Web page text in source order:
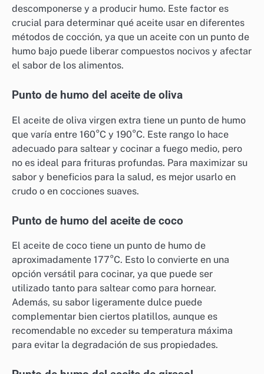
descomponerse y a producir humo. Este factor es
crucial para determinar qué aceite usar en diferentes
métodos de cocción, ya que un aceite con un punto de
humo bajo puede liberar compuestos nocivos y afectar
el sabor de los alimentos.
Punto de humo del aceite de oliva
El aceite de oliva virgen extra tiene un punto de humo
que varía entre 160°C y 190°C. Este rango lo hace
adecuado para saltear y cocinar a fuego medio, pero
no es ideal para frituras profundas. Para maximizar su
sabor y beneficios para la salud, es mejor usarlo en
crudo o en cocciones suaves.
Punto de humo del aceite de coco
El aceite de coco tiene un punto de humo de
aproximadamente 177°C. Esto lo convierte en una
opción versátil para cocinar, ya que puede ser
utilizado tanto para saltear como para hornear.
Además, su sabor ligeramente dulce puede
complementar bien ciertos platillos, aunque es
recomendable no exceder su temperatura máxima
para evitar la degradación de sus propiedades.